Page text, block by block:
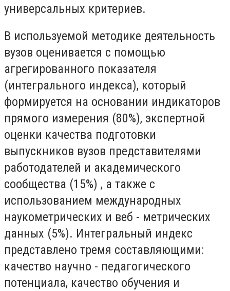
универсальных критериев.
В используемой методике деятельность
вузов оценивается с помощью
агрегированного показателя
(интегрального индекса), который
формируется на основании индикаторов
прямого измерения (80%), экспертной
оценки качества подготовки
выпускников вузов представителями
работодателей и академического
сообщества (15%) , а также с
использованием международных
наукометрических и веб - метрических
данных (5%). Интегральный индекс
представлено тремя составляющими:
качество научно - педагогического
потенциала, качество обучения и